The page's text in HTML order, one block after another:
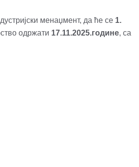
менаџмент, да ће се 1.
одржати 17.11.2025.године, са